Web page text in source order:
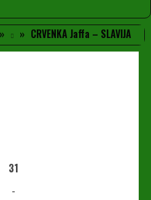
CRVENKA Jaffa – SLAVIJA
31
-